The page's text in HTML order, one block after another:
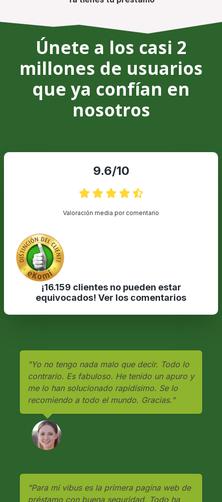
Únete a los casi 2
millones de usuarios
que ya confían en
nosotros
9.6/10
Valoración media por comentario
¡16.159 clientes no pueden estar
equivocados! Ver los comentarios
"Yo no tengo nada malo que decir. Todo lo
contrario. Es fabuloso. He tenido un apuro y
me lo han solucionado rapidísimo. Se lo
recomiendo a todo el mundo. Gracias."
"Para mi vibus es la primera pagina web de
préstamo con buena seguridad. Todo ha